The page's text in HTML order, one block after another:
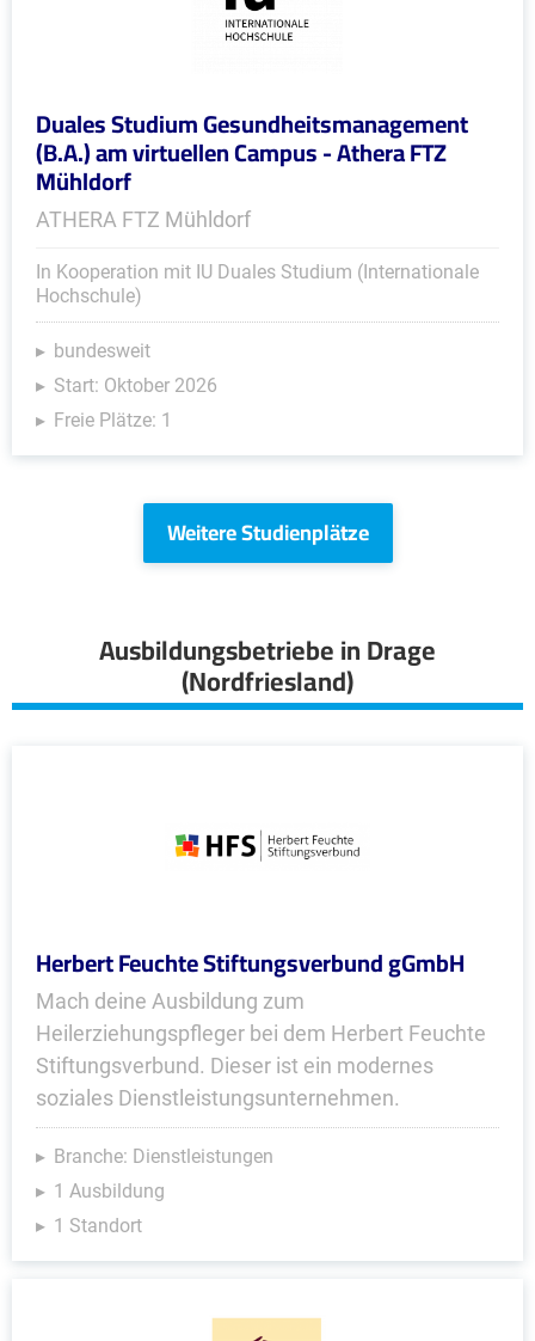
Duales Studium Gesundheitsmanagement
(B.A.) am virtuellen Campus - Athera FTZ
Mühldorf
ATHERA FTZ Mühldorf
In Kooperation mit IU Duales Studium (Internationale
Hochschule)
bundesweit
Start: Oktober 2026
Freie Plätze: 1
Weitere Studienplätze
Ausbildungsbetriebe in Drage
(Nordfriesland)
Herbert Feuchte Stiftungsverbund gGmbH
Mach deine Ausbildung zum
Heilerziehungspfleger bei dem Herbert Feuchte
Stiftungsverbund. Dieser ist ein modernes
soziales Dienstleistungsunternehmen.
Branche: Dienstleistungen
1 Ausbildung
1 Standort